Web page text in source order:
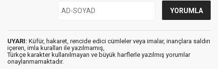
UYARI: Küfür, hakaret, rencide edici cümleler veya imalar, inançlara saldırı
içeren, imla kuralları ile yazılmamış,
Türkçe karakter kullanılmayan ve büyük harflerle yazılmış yorumlar
onaylanmamaktadır.